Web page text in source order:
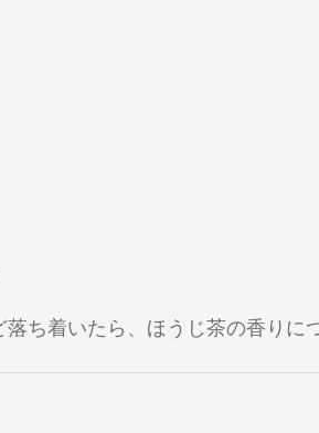
ち着いたら、ほうじ茶の香りに